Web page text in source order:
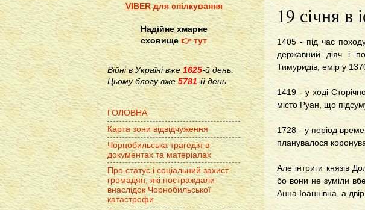
19 січня в
1405 - під час
державний діяч і
Тимуридів, емір у
1419 - у ході
місто Руан, що
1728 - у період
планувалося
Але інтриги князів
бо вони не зуміли
Анна Іоаннівна, а
VIBERдля спілкування
Надійне хмарне
сховище👉 тут
Війні в Україні вже1625-й день.
Цьому блогу вже 5781-й день.
ГОЛОВНА
Карта зони відвідчуження
Чорнобильська трагедія в
документах та матеріалах
Про статус і соціальний захист
громадян, які постраждали
внаслідок Чорнобильської
катастрофи